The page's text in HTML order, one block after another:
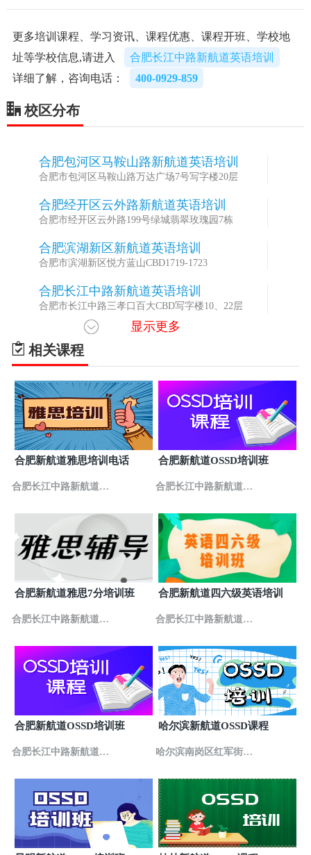
更多培训课程、学习资讯、课程优惠、课程开班、学校地
址等学校信息,请进入
合肥长江中路新航道英语培训
详细了解，咨询电话：
400-0929-859
校区分布
合肥包河区马鞍山路新航道英语培训
合肥市包河区马鞍山路万达广场7号写字楼20层
合肥经开区云外路新航道英语培训
合肥市经开区云外路199号绿城翡翠玫瑰园7栋
合肥滨湖新区新航道英语培训
合肥市滨湖新区悦方蓝山CBD1719-1723
合肥长江中路新航道英语培训
合肥市长江中路三孝口百大CBD写字楼10、22层
显示更多
相关课程
合肥新航道雅思培训电话
合肥长江中路新航道英
合肥新航道OSSD培训班
合肥长江中路新航道英
语培训
合肥新航道雅思7分培训班
合肥长江中路新航道英
语培训
合肥新航道四六级英语培训
合肥长江中路新航道英
语培训
合肥新航道OSSD培训班
合肥长江中路新航道英
哈尔滨新航道OSSD课程
哈尔滨南岗区红军街新
航道英语培训